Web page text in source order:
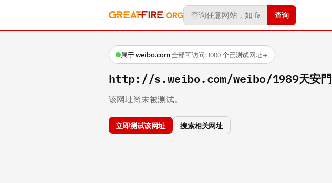
查询
属于 weibo.com·全部可访问·3000 个已测试网址→
http://s.weibo.com/weibo/1989天安門
该网址尚未被测试。
立即测试该网址 搜索相关网址